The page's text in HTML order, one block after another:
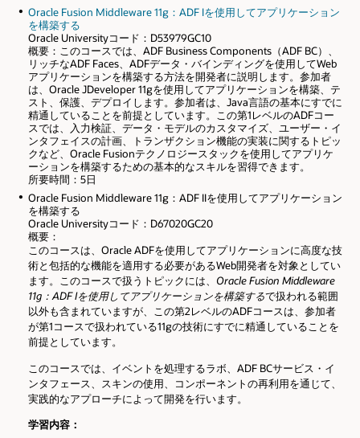
Oracle Fusion Middleware 11g：ADF Iを使用してアプリケーション
を構築する
Oracle Universityコード：D53979GC10
概要：このコースでは、ADF Business Components（ADF BC）、
リッチなADF Faces、ADFデータ・バインディングを使用してWeb
アプリケーションを構築する方法を開発者に説明します。参加者
は、Oracle JDeveloper 11gを使用してアプリケーションを構築、テ
スト、保護、デプロイします。参加者は、Java言語の基本にすでに
精通していることを前提としています。この第1レベルのADFコー
スでは、入力検証、データ・モデルのカスタマイズ、ユーザー・イ
ンタフェイスの計画、トランザクション機能の実装に関するトピッ
クなど、Oracle Fusionテクノロジースタックを使用してアプリケ
ーションを構築するための基本的なスキルを習得できます。
所要時間：5日
Oracle Fusion Middleware 11g：ADF IIを使用してアプリケーション
を構築する
Oracle Universityコード：D67020GC20
概要：
このコースは、Oracle ADFを使用してアプリケーションに高度な技
術と包括的な機能を適用する必要があるWeb開発者を対象としてい
ます。このコースで扱うトピックには、 Oracle Fusion Middleware
11g：ADF Iを使用してアプリケーションを構築するで扱われる範囲
以外も含まれていますが、この第2レベルのADFコースは、参加者
が第1コースで扱われている11gの技術にすでに精通していることを
前提としています。
このコースでは、イベントを処理するラボ、ADF BCサービス・イ
ンタフェース、スキンの使用、コンポーネントの再利用を通じて、
実践的なアプローチによって開発を行います。
学習内容：